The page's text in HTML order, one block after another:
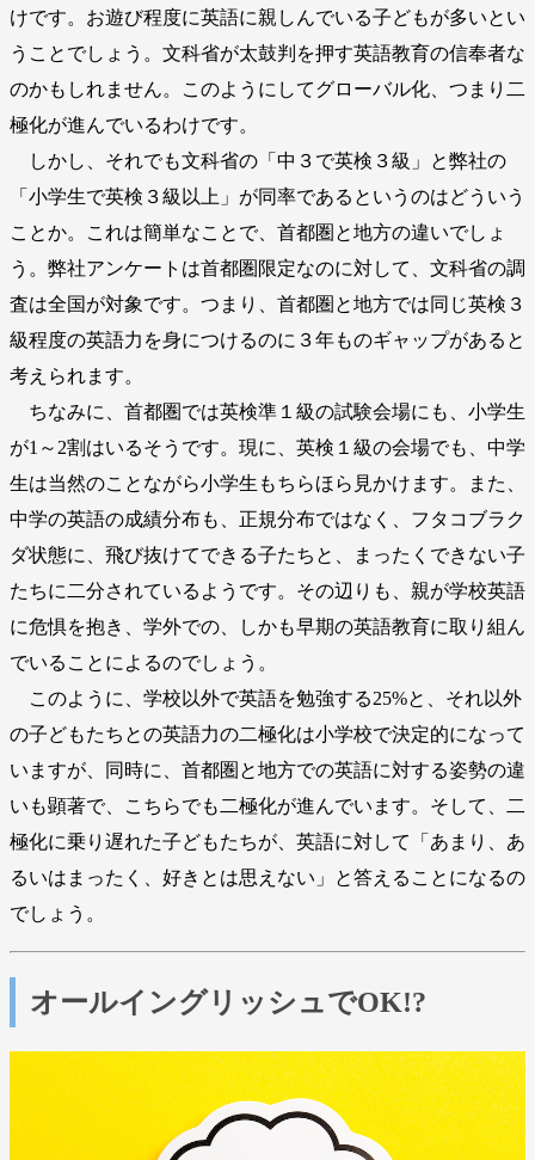
けです。お遊び程度に英語に親しんでいる子どもが多いとい
うことでしょう。文科省が太鼓判を押す英語教育の信奉者な
のかもしれません。このようにしてグローバル化、つまり二
極化が進んでいるわけです。
しかし、それでも文科省の「中３で英検３級」と弊社の
「小学生で英検３級以上」が同率であるというのはどういう
ことか。これは簡単なことで、首都圏と地方の違いでしょ
う。弊社アンケートは首都圏限定なのに対して、文科省の調
査は全国が対象です。つまり、首都圏と地方では同じ英検３
級程度の英語力を身につけるのに３年ものギャップがあると
考えられます。
ちなみに、首都圏では英検準１級の試験会場にも、小学生
が1～2割はいるそうです。現に、英検１級の会場でも、中学
生は当然のことながら小学生もちらほら見かけます。また、
中学の英語の成績分布も、正規分布ではなく、フタコブラク
ダ状態に、飛び抜けてできる子たちと、まったくできない子
たちに二分されているようです。その辺りも、親が学校英語
に危惧を抱き、学外での、しかも早期の英語教育に取り組ん
でいることによるのでしょう。
このように、学校以外で英語を勉強する25%と、それ以外
の子どもたちとの英語力の二極化は小学校で決定的になって
いますが、同時に、首都圏と地方での英語に対する姿勢の違
いも顕著で、こちらでも二極化が進んでいます。そして、二
極化に乗り遅れた子どもたちが、英語に対して「あまり、あ
るいはまったく、好きとは思えない」と答えることになるの
でしょう。
オールイングリッシュでOK!?